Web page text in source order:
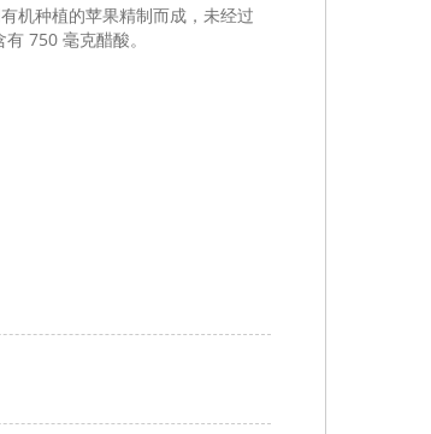
机种植的苹果精制而成，未经过
750 毫克醋酸。